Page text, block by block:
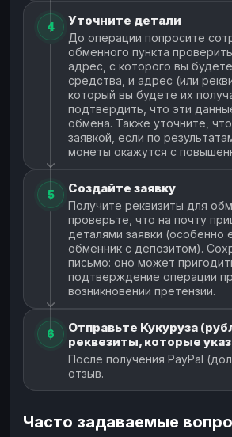
4 Уточните детали
До операции попросите
обменного пункта
адрес, с которого вы
средства, и адрес (или
который вы будете их
подтвердить, что эти
обмена. Также уточните,
заявкой, если по
монеты окажутся с
5 Создайте заявку
Получите реквизиты для
проверьте, что на почту
деталями заявки (особенно
обменник с депозитом).
письмо: оно может
подтверждение операции
возникновении претензии.
6
Отправьте Кукуруза
реквезиты, которые
После получения PayPal
отзыв.
Часто задаваемые